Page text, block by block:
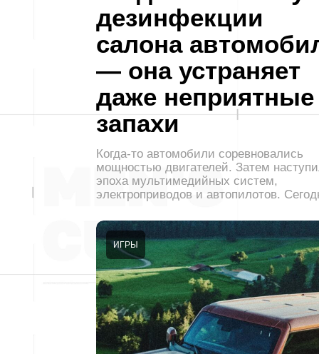
дезинфекции
салона
— она устраняет
даже неприятные
запахи
Когда-то автомобили соревновались
мощностью двигателей. Затем
эпоха мультимедийных систем,
электроприводов и автопилотов.
ИГРЫ